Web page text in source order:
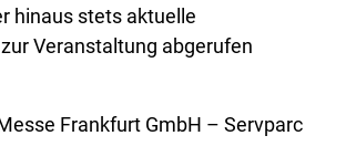
hinaus stets aktuelle
Veranstaltung abgerufen
Frankfurt GmbH – Servparc